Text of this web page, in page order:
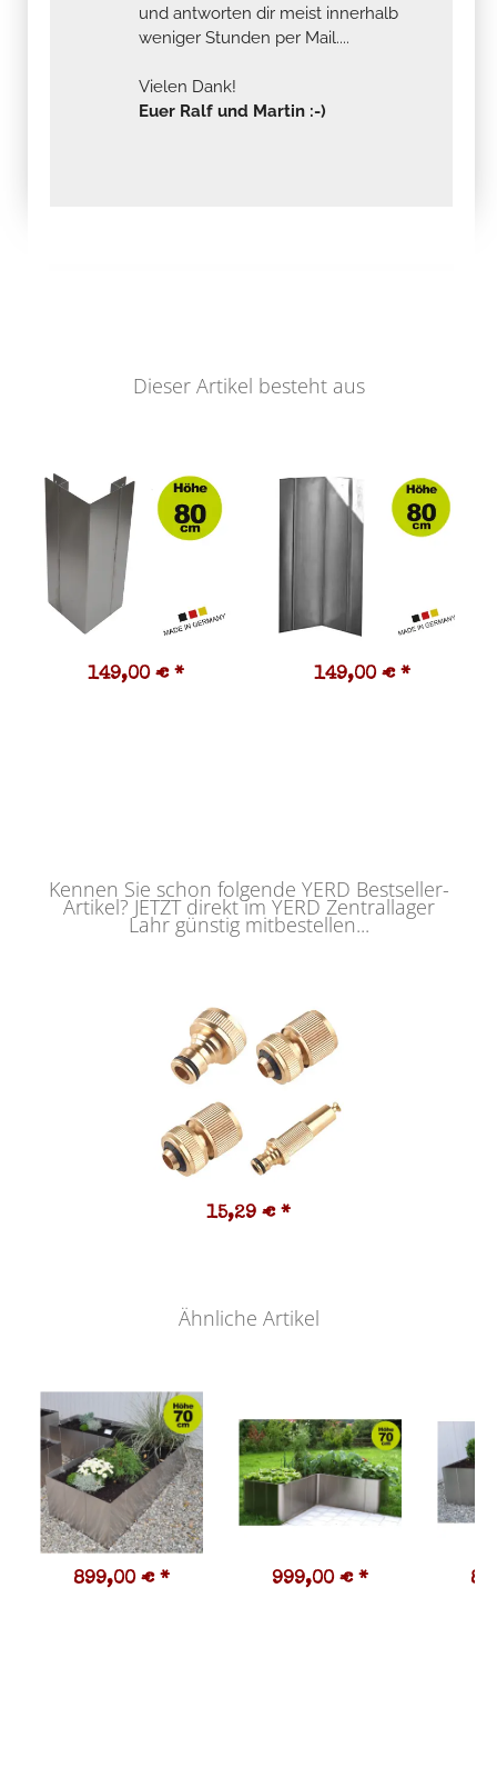
und antworten dir meist innerhalb
weniger Stunden per Mail....
Vielen Dank!
Euer Ralf und Martin :-)
Dieser Artikel besteht aus
149,00 € * 149,00 € *
Kennen Sie schon folgende YERD Bestseller-
Artikel? JETZT direkt im YERD Zentrallager
Lahr günstig mitbestellen...
15,29 € *
Ähnliche Artikel
899,00 € * 999,00 € *